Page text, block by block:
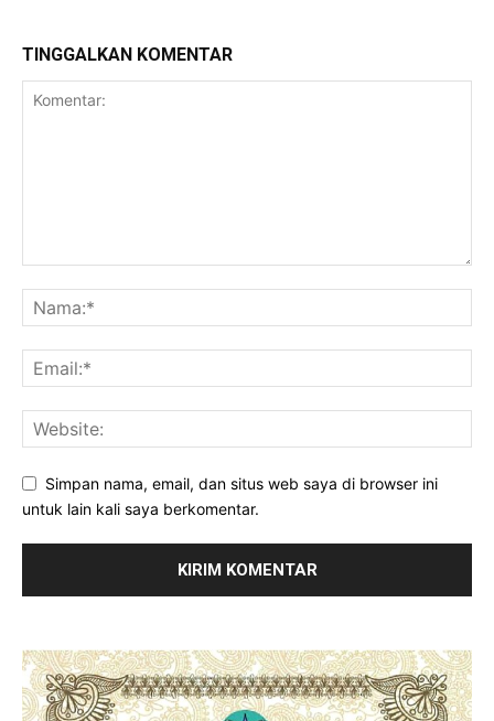
TINGGALKAN KOMENTAR
Simpan nama, email, dan situs web saya di browser ini
untuk lain kali saya berkomentar.